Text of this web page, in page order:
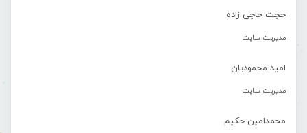
حجت حاجی زاده
مدیریت سایت
امید محمودیان
مدیریت سایت
محمدامین حکیم